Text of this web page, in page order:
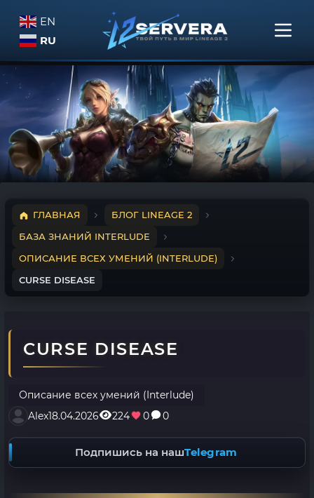
EN
RU
ГЛАВНАЯ
БЛОГ LINEAGE 2
БАЗА ЗНАНИЙ INTERLUDE
ОПИСАНИЕ ВСЕХ УМЕНИЙ (INTERLUDE)
CURSE DISEASE
CURSE DISEASE
Описание всех умений (Interlude)
Alex18.04.2026 224 0 0
Подпишись на нашTelegram